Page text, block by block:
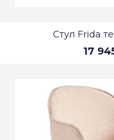
Стул Frida
17